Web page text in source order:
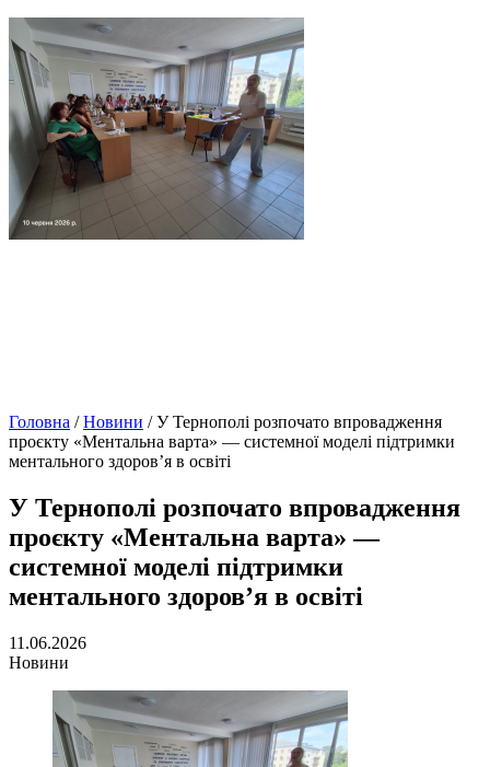
Головна / Новини / У Тернополі розпочато впровадження
проєкту «Ментальна варта» — системної моделі підтримки
ментального здоров’я в освіті
У Тернополі розпочато впровадження
проєкту «Ментальна варта» —
системної моделі підтримки
ментального здоров’я в освіті
11.06.2026
Новини